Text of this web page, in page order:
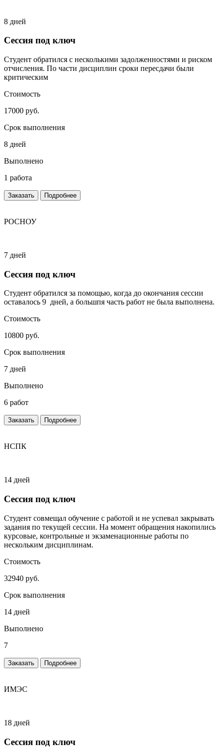
8 дней
Сессия под ключ
Студент обратился с несколькими задолженностями и риском
отчисления. По части дисциплин сроки пересдачи были
критическим
Стоимость
17000 руб.
Срок выполнения
8 дней
Выполнено
1 работа
Заказать Подробнее
РОСНОУ
7 дней
Сессия под ключ
Студент обратился за помощью, когда до окончания сессии
оставалось 9 дней, а большпя часть работ не была выполнена.
Стоимость
10800 руб.
Срок выполнения
7 дней
Выполнено
6 работ
Заказать Подробнее
НСПК
14 дней
Сессия под ключ
Студент совмещал обучение с работой и не успевал закрывать
задания по текущей сессии. На момент обращения накопились
курсовые, контрольные и экзаменационные работы по
нескольким дисциплинам.
Стоимость
32940 руб.
Срок выполнения
14 дней
Выполнено
7
Заказать Подробнее
ИМЭС
18 дней
Сессия под ключ